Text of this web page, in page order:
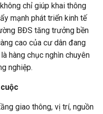
chỉ giúp khai thông
mạnh phát triển kinh tế
BĐS tăng trưởng bền
cao của cư dân đang
hàng chục nghìn chuyên
nghiệp.
giao thông, vị trí, nguồn